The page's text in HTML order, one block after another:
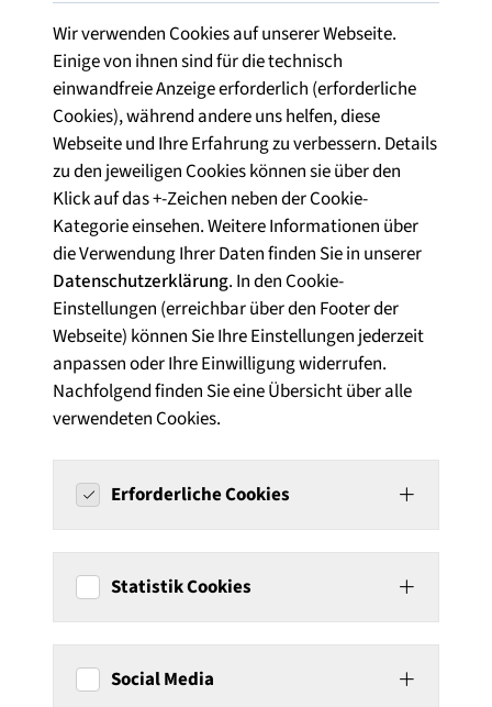
Wir verwenden Cookies auf unserer Webseite.
Einige von ihnen sind für die technisch
einwandfreie Anzeige erforderlich (erforderliche
Cookies), während andere uns helfen, diese
Webseite und Ihre Erfahrung zu verbessern. Details
zu den jeweiligen Cookies können sie über den
Klick auf das +-Zeichen neben der Cookie-
Kategorie einsehen. Weitere Informationen über
die Verwendung Ihrer Daten finden Sie in unserer
Datenschutzerklärung. In den Cookie-
Einstellungen (erreichbar über den Footer der
Webseite) können Sie Ihre Einstellungen jederzeit
anpassen oder Ihre Einwilligung widerrufen.
Nachfolgend finden Sie eine Übersicht über alle
verwendeten Cookies.
Erforderliche Cookies
Statistik Cookies
Social Media